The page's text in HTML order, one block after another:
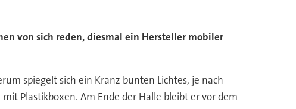
von sich reden, diesmal ein Hersteller mobiler
spiegelt sich ein Kranz bunten Lichtes, je nach
Plastikboxen. Am Ende der Halle bleibt er vor dem